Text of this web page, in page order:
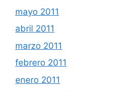
mayo 2011
abril 2011
marzo 2011
febrero 2011
enero 2011